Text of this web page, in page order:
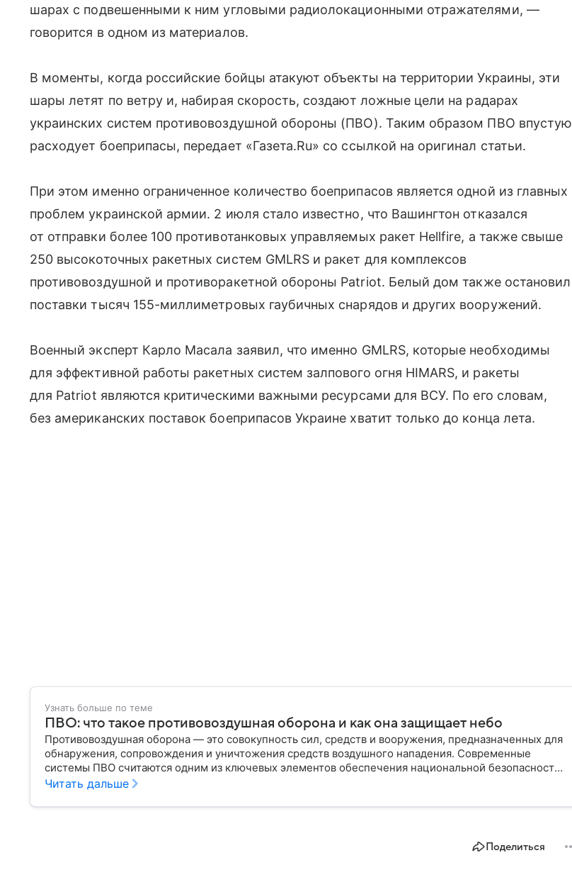
шарах с подвешенными к ним угловыми радиолокационными отражателями, —
говорится в одном из материалов.
В моменты, когда российские бойцы атакуют объекты на территории Украины, эти
шары летят по ветру и, набирая скорость, создают ложные цели на радарах
украинских систем противовоздушной обороны (ПВО). Таким образом ПВО впустую
расходует боеприпасы, передает «Газета.Ru» со ссылкой на оригинал статьи.
При этом именно ограниченное количество боеприпасов является одной из главных
проблем украинской армии. 2 июля стало известно, что Вашингтон отказался
от отправки более 100 противотанковых управляемых ракет Hellfire, а также свыше
250 высокоточных ракетных систем GMLRS и ракет для комплексов
противовоздушной и противоракетной обороны Patriot. Белый дом также остановил
поставки тысяч 155-миллиметровых гаубичных снарядов и других вооружений.
Военный эксперт Карло Масала заявил, что именно GMLRS, которые необходимы
для эффективной работы ракетных систем залпового огня HIMARS, и ракеты
для Patriot являются критическими важными ресурсами для ВСУ. По его словам,
без американских поставок боеприпасов Украине хватит только до конца лета.
Узнать больше по теме
ПВО: что такое противовоздушная оборона и как она защищает небо
Противовоздушная оборона — это совокупность сил, средств и вооружения, предназначенных для
обнаружения, сопровождения и уничтожения средств воздушного нападения. Современные
системы ПВО считаются одним из ключевых элементов обеспечения национальной безопасности
любого государства: собрали о них главное.
Читать дальше
Поделиться